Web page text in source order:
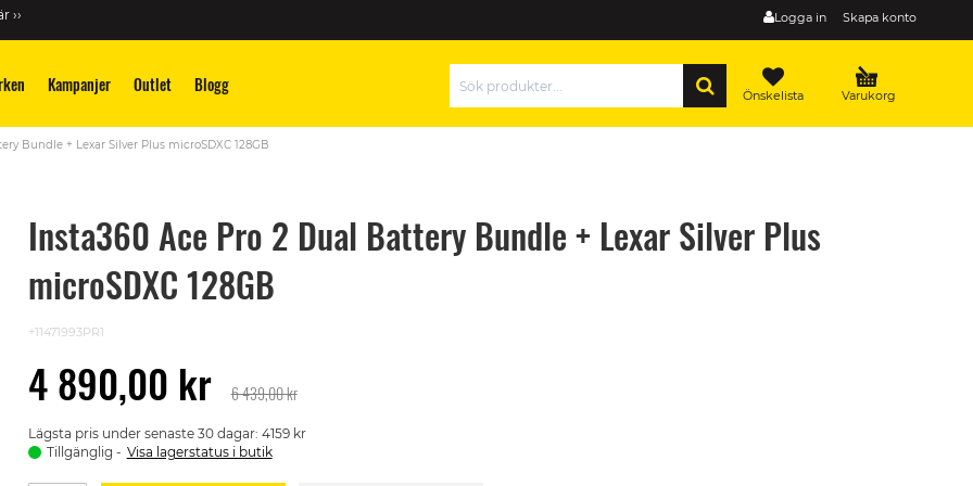
Logga in Skapa konto
››
Kampanjer Outlet Blogg Varukorg
Önskelista
Bundle + Lexar Silver Plus microSDXC 128GB
Insta360 Ace Pro 2 Dual Battery Bundle + Lexar Silver Plus
microSDXC 128GB
+11471993PR1
4 890,00 kr 6 439,00 kr
Lägsta pris under senaste 30 dagar: 4159 kr
Tillgänglig
Visa lagerstatus i butik